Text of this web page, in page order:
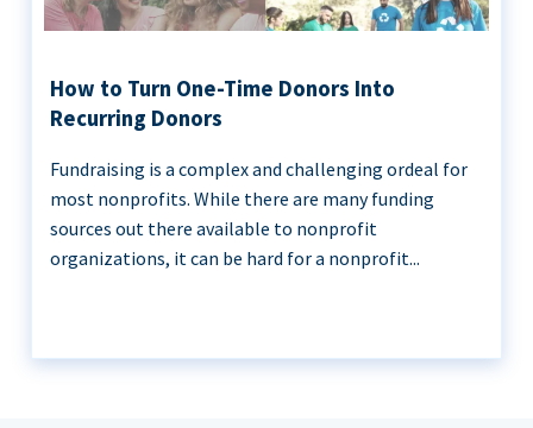
How to Turn One-Time Donors Into
Recurring Donors
Fundraising is a complex and challenging ordeal for
most nonprofits. While there are many funding
sources out there available to nonprofit
organizations, it can be hard for a nonprofit...